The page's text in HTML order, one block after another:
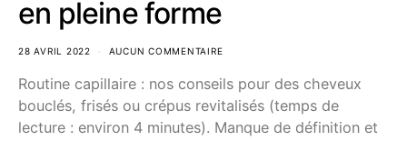
en pleine forme
28 AVRIL 2022 AUCUN COMMENTAIRE
Routine capillaire : nos conseils pour des cheveux
bouclés, frisés ou crépus revitalisés (temps de
lecture : environ 4 minutes). Manque de définition et